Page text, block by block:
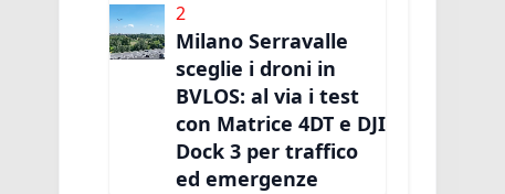
2
Milano Serravalle
sceglie i droni in
BVLOS: al via i test
con Matrice 4DT e DJI
Dock 3 per traffico
ed emergenze